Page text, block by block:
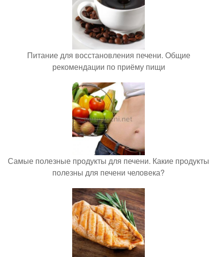
Питание для восстановления печени. Общие
рекомендации по приёму пищи
Самые полезные продукты для печени. Какие продукты
полезны для печени человека?